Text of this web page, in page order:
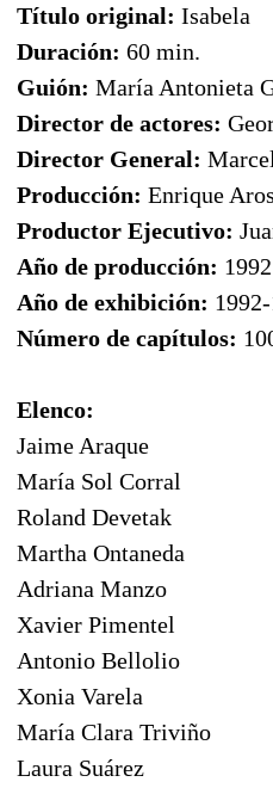
Título original: Isabela
Duración: 60 min.
Guión: María Antonieta
Director de actores:
Director General:
Producción: Enrique
Productor Ejecutivo:
Año de producción: 1992
Año de exhibición:
Número de capítulos:
Elenco:
Jaime Araque
María Sol Corral
Roland Devetak
Martha Ontaneda
Adriana Manzo
Xavier Pimentel
Antonio Bellolio
Xonia Varela
María Clara Triviño
Laura Suárez